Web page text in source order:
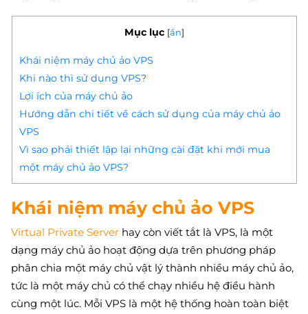
Mục lục [ẩn]
Khái niệm máy chủ ảo VPS
Khi nào thì sử dụng VPS?
Lợi ích của máy chủ ảo
Hướng dẫn chi tiết về cách sử dụng của máy chủ ảo
VPS
Vì sao phải thiết lập lại những cài đặt khi mới mua
một máy chủ ảo VPS?
Khái niệm máy chủ ảo VPS
Virtual Private Server hay còn viết tắt là VPS, là một
dạng máy chủ ảo hoạt động dựa trên phương pháp
phân chia một máy chủ vật lý thành nhiều máy chủ ảo,
tức là một máy chủ có thể chạy nhiều hệ điều hành
cùng một lúc. Mỗi VPS là một hệ thống hoàn toàn biệt